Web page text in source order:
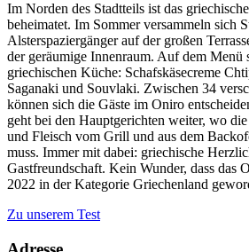
Im Norden des Stadtteils ist das
beheimatet. Im Sommer versammeln sich
Alsterspaziergänger auf der großen
der geräumige Innenraum. Auf dem Menü
griechischen Küche: Schafskäsecreme
Saganaki und Souvlaki. Zwischen 34
können sich die Gäste im Oniro
geht bei den Hauptgerichten weiter, wo
und Fleisch vom Grill und aus dem
muss. Immer mit dabei: griechische
Gastfreundschaft. Kein Wunder, dass das
2022 in der Kategorie Griechenland
Zu unserem Test